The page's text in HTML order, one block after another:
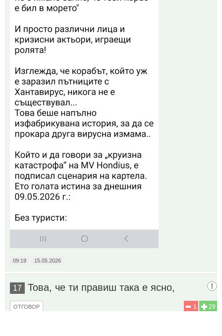
09:19 15.05.2026
17 Това, че ти правиш така е ясно,
29
1
ОТГОВОР